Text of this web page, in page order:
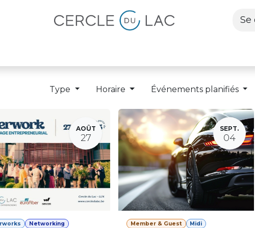
Se
Type Horaire Événements planifiés
AOÛT
27
Networking
SEPT.
04
Member & Guest
Midi